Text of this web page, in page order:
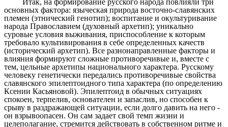
Итак, на формирование русского народа повлияли три
основных фактора: языческая природа восточно-славянских
племен (этнический генотип); воспитание и окультуривание
народа Православием (духовный архетип); уникально
суровые условия выживания, приспособление к которым
требовало культивирования в себе определенных качеств
(исторический архетип). Все разнонаправленные факторы и
влияния формируют сложные противоречивые и, вместе с
тем, цельные архетипы национального характера. Русскому
человеку генетически передались противоречивые свойства
славянского эпилептоидного типа характера (по определению
Ксении Касьяновой). Эпилептоид в обычных ситуациях
спокоен, терпелив, основателен и запаслив, но способен к
срыву в раздражающей ситуации, если долго давить на него -
он взрывоопасен. Он сам задает свой темп жизни и
целеполагание, стремится действовать в собственном ритме и